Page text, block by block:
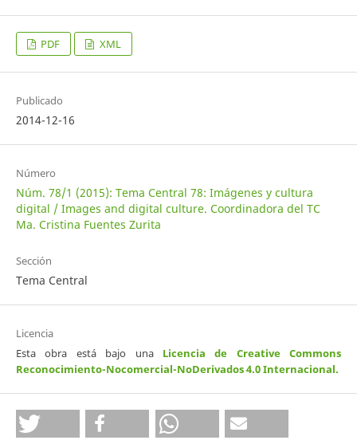
PDF XML
Publicado
2014-12-16
Número
Núm. 78/1 (2015): Tema Central 78: Imágenes y cultura
digital / Images and digital culture. Coordinadora del TC
Ma. Cristina Fuentes Zurita
Sección
Tema Central
Licencia
Esta obra está bajo una Licencia de Creative Commons
Reconocimiento-Nocomercial-NoDerivados 4.0 Internacional.